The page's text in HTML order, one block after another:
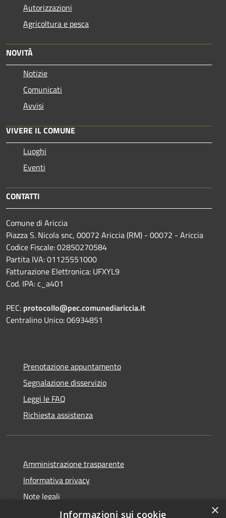
Autorizzazioni
Agricoltura e pesca
NOVITÀ
Notizie
Comunicati
Avvisi
VIVERE IL COMUNE
Luoghi
Eventi
CONTATTI
Comune di Ariccia
Piazza S. Nicola snc, 00072 Ariccia (RM) - 00072 - Ariccia
Codice Fiscale: 02850270584
Partita IVA: 01125551000
Fatturazione Elettronica: UFXYL9
Cod. IPA: c_a401
PEC: protocollo@pec.comunediariccia.it
Centralino Unico: 06934851
Prenotazione appuntamento
Segnalazione disservizio
Leggi le FAQ
Richiesta assistenza
Amministrazione trasparente
Informativa privacy
Note legali
Dichiarazione di accessibilità
×
Informazioni sui cookie